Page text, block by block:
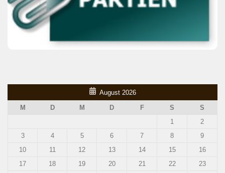
August 2026
M
D M D F S
S
1
2
3
4 5 6 7 8
9
10
11 12 13 14 15
16
17
18 19 20 21 22
23